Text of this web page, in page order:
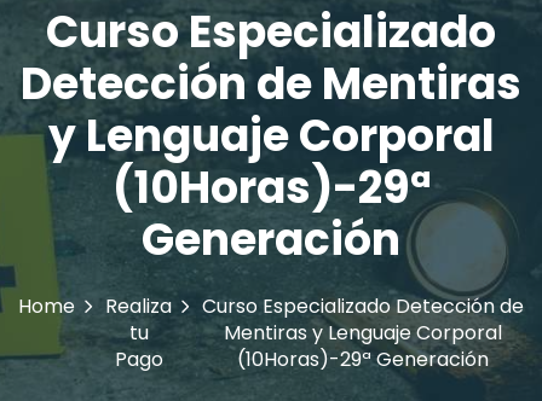
Curso Especializado
Detección de Mentiras
y Lenguaje Corporal
(10Horas)-29ª
Generación
Home
Realiza
tu
Pago
Curso Especializado Detección de
Mentiras y Lenguaje Corporal
(10Horas)-29ª Generación